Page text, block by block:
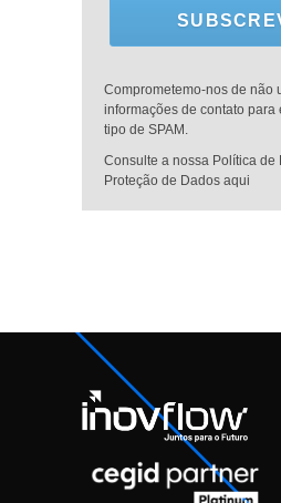
Comprometemo-nos de não
informações de contato para
tipo de SPAM.
Consulte a nossa Política de
Proteção de Dados aqui